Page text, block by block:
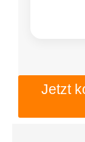
Jetzt